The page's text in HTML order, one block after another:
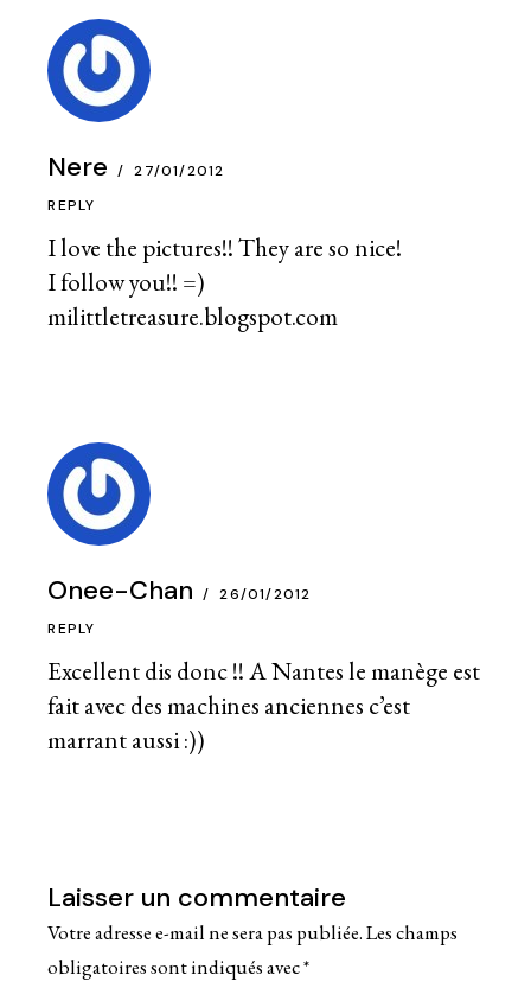
Nere 27/01/2012
I love the pictures!! They are so nice!
I follow you!! =)
milittletreasure.blogspot.com
REPLY
Onee-Chan 26/01/2012
Excellent dis donc !! A Nantes le manège est
fait avec des machines anciennes c’est
marrant aussi :))
REPLY
Laisser un commentaire
Votre adresse e-mail ne sera pas publiée.Les champs
obligatoires sont indiqués avec*